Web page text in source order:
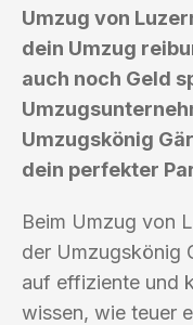
Umzug von
dein Umzug
auch noch Geld
Umzugskönig
dein perfekter
Beim Umzug von
der Umzugskönig
auf effiziente und
wissen, wie teuer